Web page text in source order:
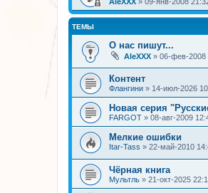
ТЕМЫ
О нас пишут...
AleXXX » 06-фев-2008
Контент
Флангини » 14-июл-2026
Новая серия
FARGOT » 08-авг-2009
Мелкие ошибки
Itar-Tass » 22-май-2010
Чёрная книга
Мультль » 21-окт-2025